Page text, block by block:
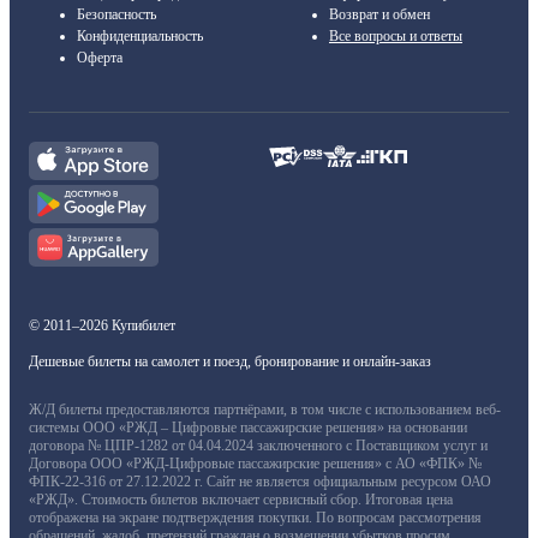
Безопасность
Конфиденциальность
Оферта
Возврат и обмен
Все вопросы и ответы
© 2011–2026 Купибилет
Дешевые билеты на самолет и поезд, бронирование и онлайн-заказ
Ж/Д билеты предоставляются партнёрами, в том числе с использованием веб-
системы ООО «РЖД – Цифровые пассажирские решения» на основании
договора № ЦПР-1282 от 04.04.2024 заключенного с Поставщиком услуг и
Договора ООО «РЖД-Цифровые пассажирские решения» с АО «ФПК» №
ФПК-22-316 от 27.12.2022 г. Сайт не является официальным ресурсом ОАО
«РЖД». Стоимость билетов включает сервисный сбор. Итоговая цена
отображена на экране подтверждения покупки. По вопросам рассмотрения